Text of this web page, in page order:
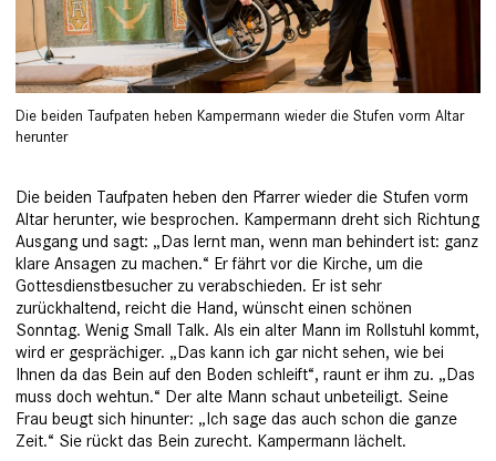
Die beiden Taufpaten heben Kampermann wieder die Stufen vorm Altar
herunter
Die beiden Taufpaten heben den Pfarrer wieder die Stufen vorm
Altar herunter, wie besprochen. Kampermann dreht sich Richtung
Ausgang und sagt: „Das lernt man, wenn man behindert ist: ganz
klare Ansagen zu machen.“ Er fährt vor die Kirche, um die
Gottesdienstbesucher zu verabschieden. Er ist sehr
zurückhaltend, reicht die Hand, wünscht einen schönen
Sonntag. Wenig Small Talk. Als ein alter Mann im Rollstuhl kommt,
wird er gesprächiger. „Das kann ich gar nicht sehen, wie bei
Ihnen da das Bein auf den Boden schleift“, raunt er ihm zu. „Das
muss doch wehtun.“ Der alte Mann schaut unbeteiligt. Seine
Frau beugt sich hinunter: „Ich sage das auch schon die ganze
Zeit.“ Sie rückt das Bein zurecht. Kampermann lächelt.